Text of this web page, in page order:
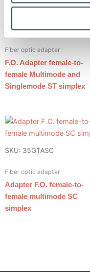
SKU: 35GTAST
Fiber optic adapter
F.O. Adapter female-to-
female Multimode and
Singlemode ST simplex
SKU: 35GTASC
Fiber optic adapter
Adapter F.O. female-to-
female multimode SC
simplex